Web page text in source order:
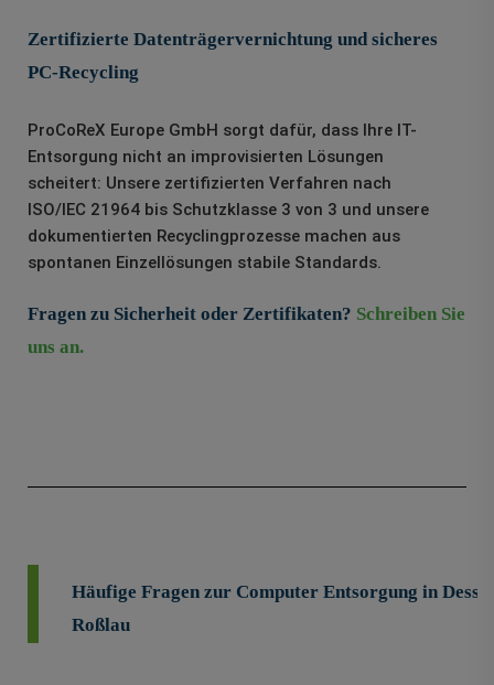
Zertifizierte Datenträgervernichtung und sicheres
PC-Recycling
ProCoReX Europe GmbH sorgt dafür, dass Ihre IT-
Entsorgung nicht an improvisierten Lösungen
scheitert: Unsere zertifizierten Verfahren nach
ISO/IEC 21964 bis Schutzklasse 3 von 3 und unsere
dokumentierten Recyclingprozesse machen aus
spontanen Einzellösungen stabile Standards.
Fragen zu Sicherheit oder Zertifikaten? Schreiben Sie
uns an.
Häufige Fragen zur Computer Entsorgung in
Roßlau